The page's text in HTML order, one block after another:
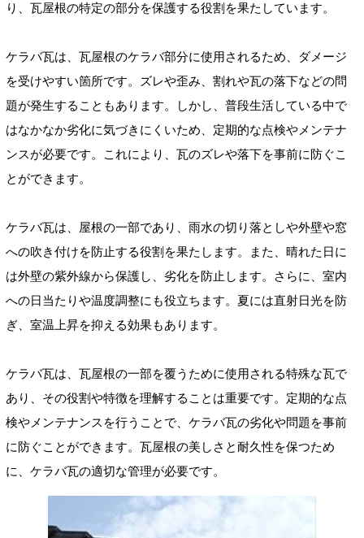
り、瓦屋根の特定の部分を保護する役割を果たしています。
ケラバ瓦は、瓦屋根のケラバ部分に使用されるため、ダメージ
を受けやすい箇所です。ズレや歪み、割れや瓦の落下などの問
題が発生することもあります。しかし、普段生活している中で
はなかなか劣化に気づきにくいため、定期的な点検やメンテナ
ンスが必要です。これにより、瓦のズレや落下を事前に防ぐこ
とができます。
ケラバ瓦は、屋根の一部であり、雨水の切り落としや外壁や窓
への吹き付けを防止する役割を果たします。また、晴れた日に
は外壁の紫外線から保護し、劣化を防止します。さらに、室内
への日当たりや温度調整にも役立ちます。夏には直射日光を防
ぎ、室温上昇を抑える効果もあります。
ケラバ瓦は、瓦屋根の一部を覆うために使用される特殊な瓦で
あり、その役割や特徴を理解することは重要です。定期的な点
検やメンテナンスを行うことで、ケラバ瓦の劣化や問題を事前
に防ぐことができます。瓦屋根の美しさと耐久性を保つため
に、ケラバ瓦の適切な管理が必要です。